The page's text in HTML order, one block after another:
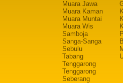
Muara Jawa
Muara Kaman
Muara Muntai
Muara Wis
Samboja
Sanga-Sanga
Sebulu
Tabang
Tenggarong
Tenggarong
Seberang